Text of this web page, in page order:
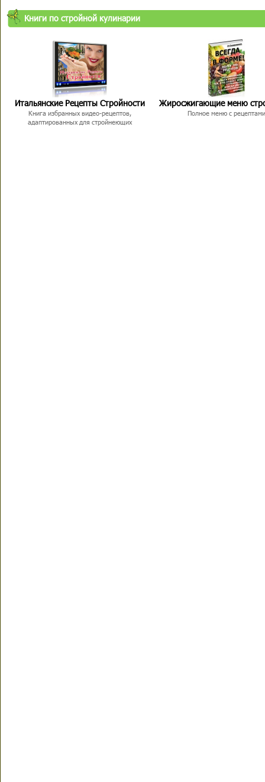
Книги по стройной кулинарии
Итальянские Рецепты Стройности
Книга избранных видео-рецептов,
адаптированных для стройнеющих
Жиросжигающие меню
Полное меню с рецептами